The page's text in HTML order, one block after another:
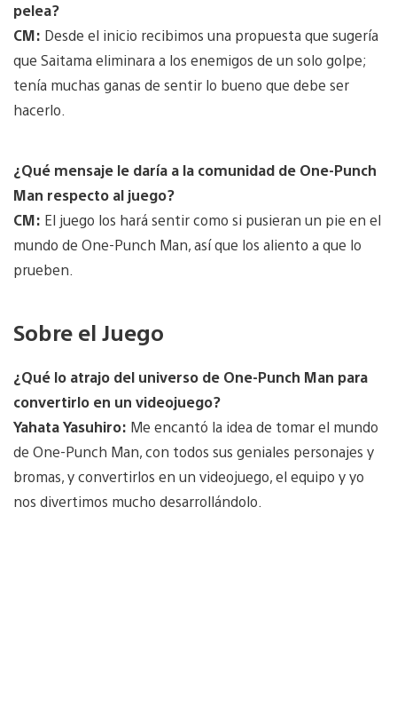
pelea?
CM: Desde el inicio recibimos una propuesta que sugería
que Saitama eliminara a los enemigos de un solo golpe;
tenía muchas ganas de sentir lo bueno que debe ser
hacerlo.
¿Qué mensaje le daría a la comunidad de One-Punch
Man respecto al juego?
CM: El juego los hará sentir como si pusieran un pie en el
mundo de One-Punch Man, así que los aliento a que lo
prueben.
Sobre el Juego
¿Qué lo atrajo del universo de One-Punch Man para
convertirlo en un videojuego?
Yahata Yasuhiro: Me encantó la idea de tomar el mundo
de One-Punch Man, con todos sus geniales personajes y
bromas, y convertirlos en un videojuego, el equipo y yo
nos divertimos mucho desarrollándolo.